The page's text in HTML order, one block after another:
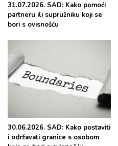
31.07.2026. SAD: Kako pomoći
partneru ili supružniku koji se
bori s ovisnošću
30.06.2026. SAD: Kako postaviti
i održavati granice s osobom